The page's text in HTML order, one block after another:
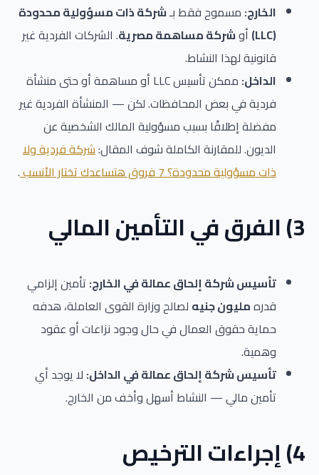
الخارج: مسموح فقط بـشركة ذات مسؤولية محدودة
(LLC)
أوشركة مساهمة مصرية. الشركات الفردية غير
قانونية لهذا النشاط.
الداخل:
ممكن تأسيس LLC أو مساهمة أو حتى منشأة
فردية في بعض المحافظات. لكن — المنشأة الفردية غير
مفضلة إطلاقًا بسبب مسؤولية المالك الشخصية عن
الديون. للمقارنة الكاملة شوف المقال:شركة فردية ولا
ذات مسؤولية محدودة؟ 7 فروق هتساعدك تختار الأنسب
.
3) الفرق في التأمين المالي
تأسيس شركة إلحاق عمالة في الخارج: تأمين إلزامي
قدرهمليون جنيه لصالح وزارة القوى العاملة، هدفه
حماية حقوق العمال في حال وجود نزاعات أو عقود
وهمية.
تأسيس شركة إلحاق عمالة في الداخل: لا يوجد أي
تأمين مالي — النشاط أسهل وأخف من الخارج.
4) إجراءات الترخيص